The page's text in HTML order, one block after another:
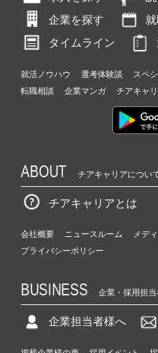
企業を探す
タイムライン
就活ノウハウ 選考体験談 スペ
転職相談
企業マンガ チアキャ
ABOUT チアキャリアについ
チアキャリアとは
会社概要 ニュースルーム
メデ
プライバシーポリシー
BUSINESS 企業・採用担当
企業担当者様へ